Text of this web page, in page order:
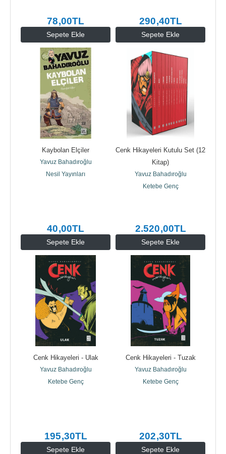
Sepete Ekle
78,00TL
Sepete Ekle
290,40TL
Sepete Ekle
Kaybolan Elçiler
Yavuz Bahadıroğlu
Nesil Yayınları
40,00TL
Sepete Ekle
Cenk Hikayeleri Kutulu Set (12
Kitap)
Yavuz Bahadıroğlu
Ketebe Genç
2.520,00TL
Sepete Ekle
Cenk Hikayeleri - Ulak
Yavuz Bahadıroğlu
Ketebe Genç
195,30TL
Sepete Ekle
Cenk Hikayeleri - Tuzak
Yavuz Bahadıroğlu
Ketebe Genç
202,30TL